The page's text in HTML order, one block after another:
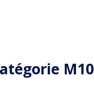
M10